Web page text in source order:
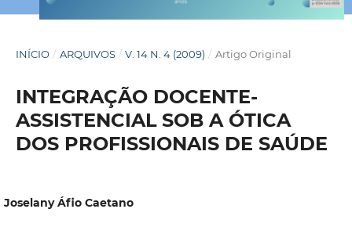
INÍCIO / ARQUIVOS / V. 14 N. 4 (2009) / Artigo Original
INTEGRAÇÃO DOCENTE-
ASSISTENCIAL SOB A ÓTICA
DOS PROFISSIONAIS DE SAÚDE
Joselany Áfio Caetano